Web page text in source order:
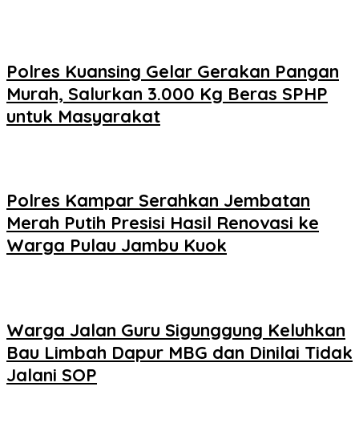
Polres Kuansing Gelar Gerakan Pangan
Murah, Salurkan 3.000 Kg Beras SPHP
untuk Masyarakat
Polres Kampar Serahkan Jembatan
Merah Putih Presisi Hasil Renovasi ke
Warga Pulau Jambu Kuok
Warga Jalan Guru Sigunggung Keluhkan
Bau Limbah Dapur MBG dan Dinilai Tidak
Jalani SOP